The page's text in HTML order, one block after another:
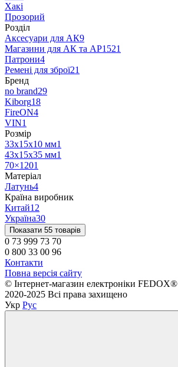
Хакі
Прозорий
Розділ
Аксесуари для АК9
Магазини для АК та АР1521
Патрони4
Ремені для зброї21
Бренд
no brand29
Kiborg18
FireON4
VIN1
Розмір
33x15x10 мм1
43x15x35 мм1
70×1201
Матеріал
Латунь4
Країна виробник
Китай12
Україна30
Показати 55 товарів
0 73 999 73 70
0 800 33 00 96
Контакти
Повна версія сайту
©️ Інтернет-магазин електроніки FEDOX®
2020-2025 Всі права захищено
Укр Рус